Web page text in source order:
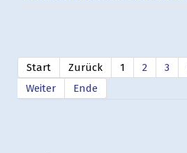
Start Zurück 1 2 3
Weiter
Ende